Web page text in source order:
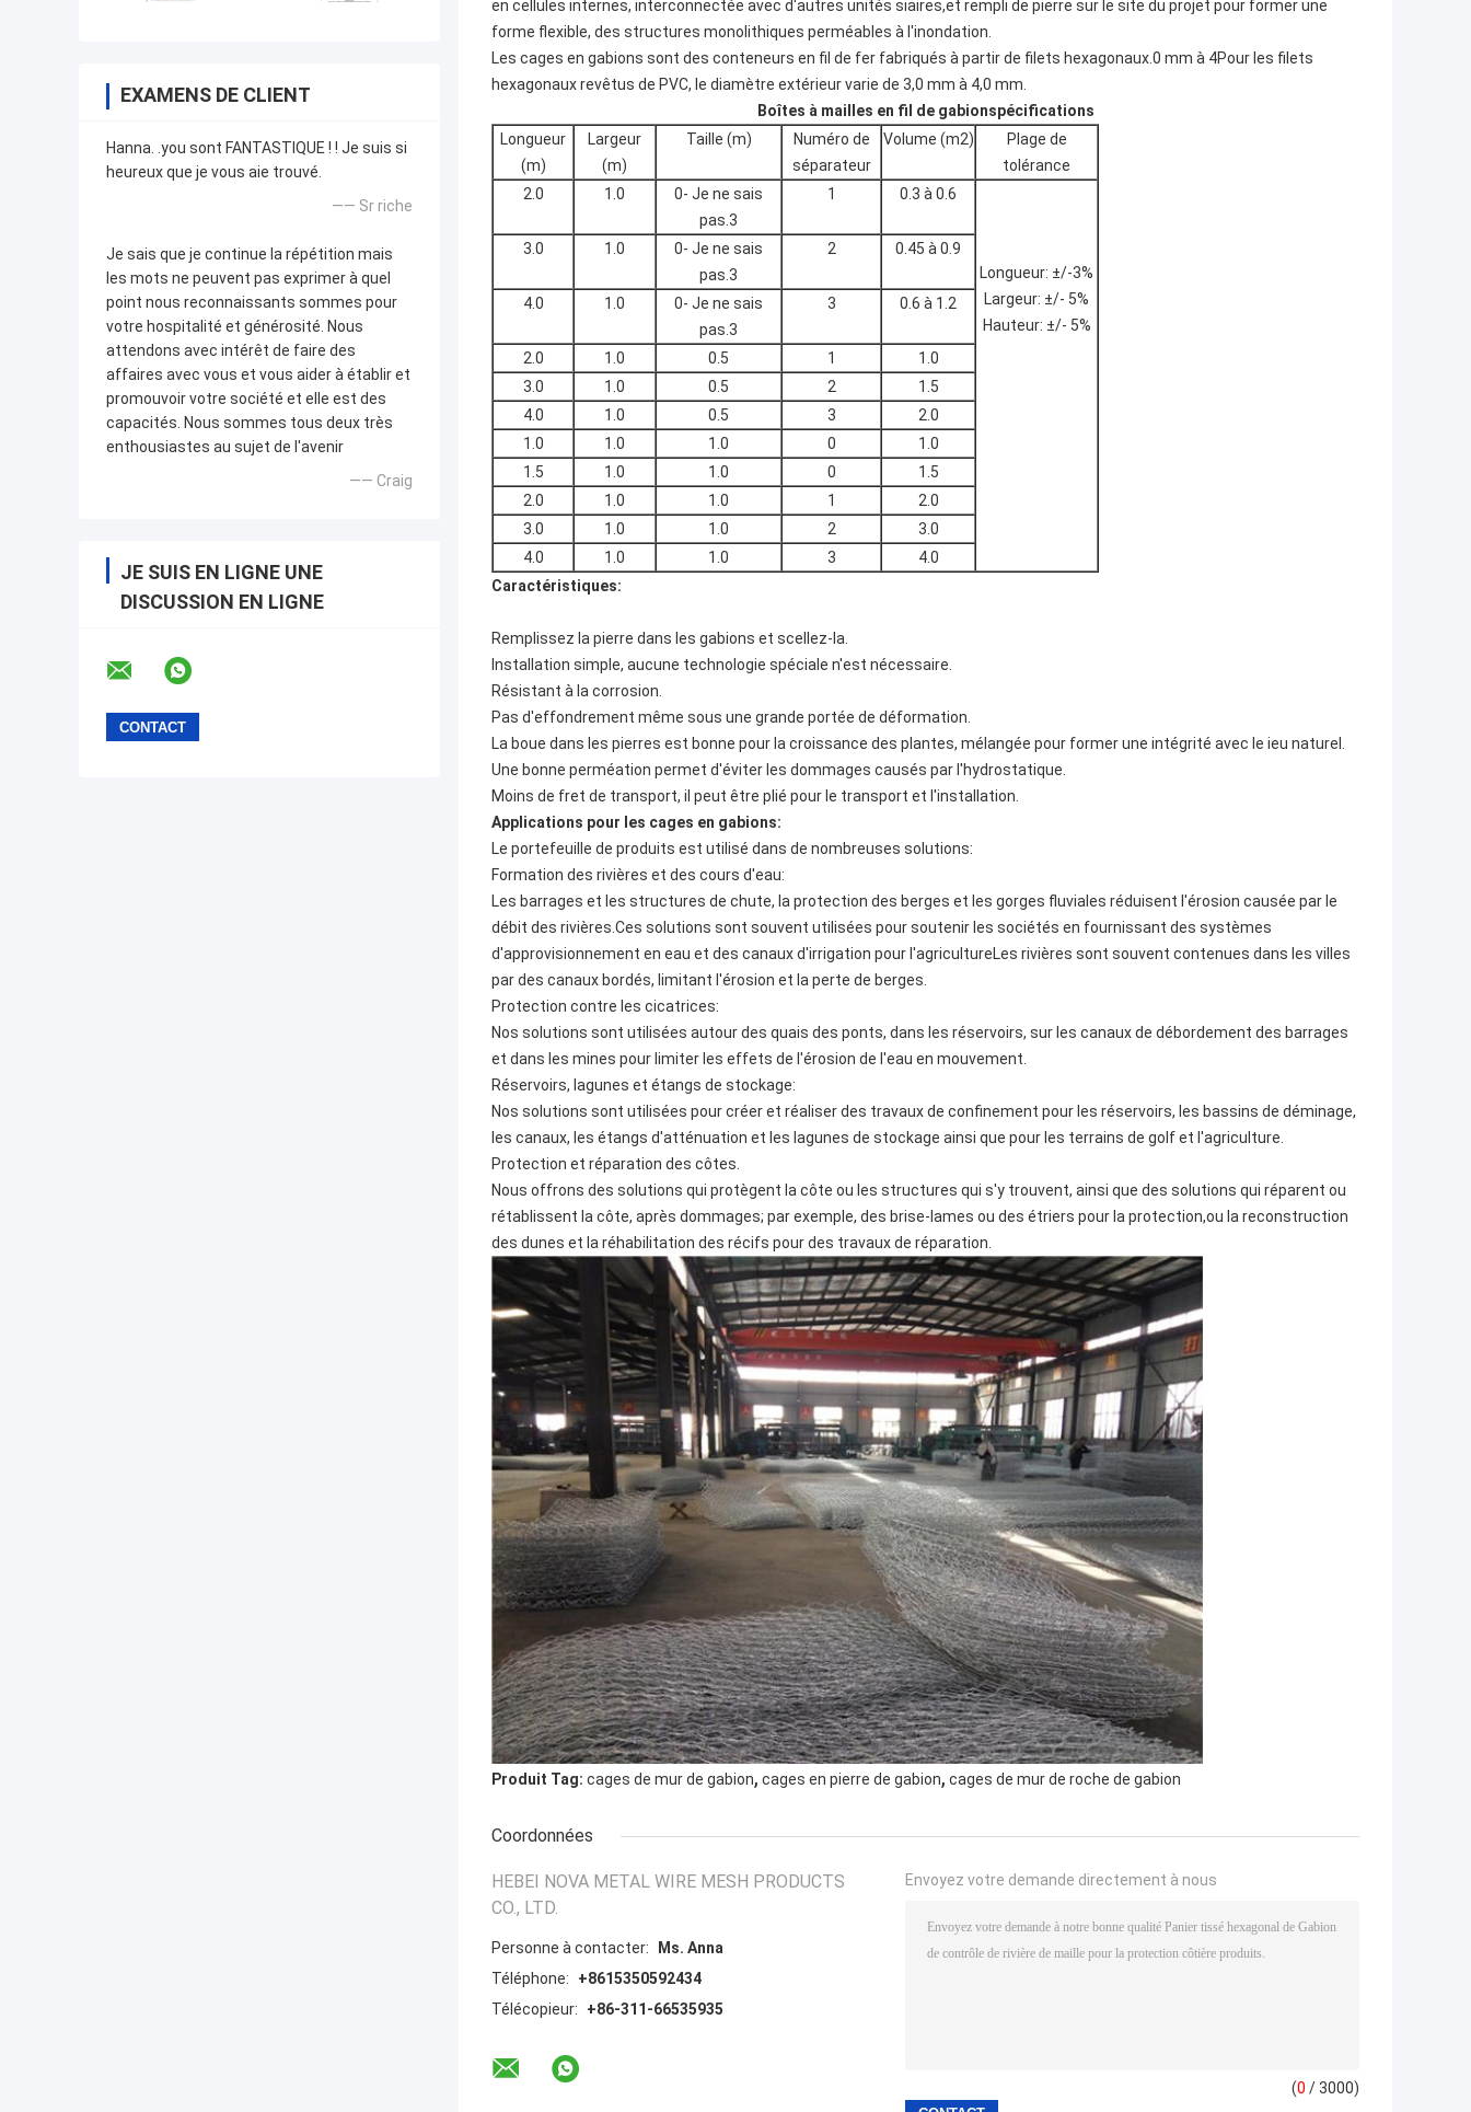
EXAMENS DE CLIENT
Hanna. .you sont FANTASTIQUE ! ! Je suis si
heureux que je vous aie trouvé.
—— Sr riche
Je sais que je continue la répétition mais
les mots ne peuvent pas exprimer à quel
point nous reconnaissants sommes pour
votre hospitalité et générosité. Nous
attendons avec intérêt de faire des
affaires avec vous et vous aider à établir et
promouvoir votre société et elle est des
capacités. Nous sommes tous deux très
enthousiastes au sujet de l'avenir
—— Craig
JE SUIS EN LIGNE UNE
DISCUSSION EN LIGNE
en cellules internes, interconnectée avec d'autres unités siaires,et rempli de pierre sur le site du projet pour former une
forme flexible, des structures monolithiques perméables à l'inondation.
Les cages en gabions sont des conteneurs en fil de fer fabriqués à partir de filets hexagonaux.0 mm à 4Pour les filets
hexagonaux revêtus de PVC, le diamètre extérieur varie de 3,0 mm à 4,0 mm.
Boîtes à mailles en fil de gabionspécifications
Longueur
(m)
Largeur
(m)
Taille (m)
Numéro de
séparateur
Volume (m2)
Plage de
tolérance
2.0
1.0
0- Je ne sais
pas.3
1 0.3 à 0.6
Longueur: ±/-3%
Largeur: ±/- 5%
Hauteur: ±/- 5%
3.0 1.0
0- Je ne sais
pas.3
2 0.45 à 0.9
4.0 1.0
0- Je ne sais
pas.3
3 0.6 à 1.2
2.0 1.0 0.5 1
1.0
3.0
1.0 0.5 2
1.5
4.0
1.0 0.5 3
2.0
1.0
1.0 1.0 0
1.0
1.5
1.0 1.0 0
1.5
2.0
1.0 1.0 1
2.0
3.0
1.0 1.0 2
3.0
4.0
1.0 1.0 3
4.0
Caractéristiques:
Remplissez la pierre dans les gabions et scellez-la.
Installation simple, aucune technologie spéciale n'est nécessaire.
Résistant à la corrosion.
Pas d'effondrement même sous une grande portée de déformation.
La boue dans les pierres est bonne pour la croissance des plantes, mélangée pour former une intégrité avec le ieu naturel.
Une bonne perméa­tion permet d'éviter les dommages causés par l'hydrostatique.
Moins de fret de transport, il peut être plié pour le transport et l'installation.
Applications pour les cages en gabions:
Le portefeuille de produits est utilisé dans de nombreuses solutions:
Formation des rivières et des cours d'eau:
Les barrages et les structures de chute, la protection des berges et les gorges fluviales réduisent l'érosion causée par le
débit des rivières.Ces solutions sont souvent utilisées pour soutenir les sociétés en fournissant des systèmes
d'approvisionnement en eau et des canaux d'irrigation pour l'agricultureLes rivières sont souvent contenues dans les villes
par des canaux bordés, limitant l'érosion et la perte de berges.
Protection contre les cicatrices:
Nos solutions sont utilisées autour des quais des ponts, dans les réservoirs, sur les canaux de débordement des barrages
et dans les mines pour limiter les effets de l'érosion de l'eau en mouvement.
Réservoirs, lagunes et étangs de stockage:
Nos solutions sont utilisées pour créer et réaliser des travaux de confinement pour les réservoirs, les bassins de déminage,
les canaux, les étangs d'atténuation et les lagunes de stockage ainsi que pour les terrains de golf et l'agriculture.
Protection et réparation des côtes.
Nous offrons des solutions qui protègent la côte ou les structures qui s'y trouvent, ainsi que des solutions qui réparent ou
rétablissent la côte, après dommages; par exemple, des brise-lames ou des étriers pour la protection,ou la reconstruction
des dunes et la réhabilitation des récifs pour des travaux de réparation.
Produit Tag: cages de mur de gabion, cages en pierre de gabion, cages de mur de roche de gabion
Coordonnées
HEBEI NOVA METAL WIRE MESH PRODUCTS
CO., LTD.
Personne à contacter:
Ms. Anna
Téléphone:
+8615350592434
Télécopieur:
+86-311-66535935
Envoyez votre demande directement à nous
(0 / 3000)